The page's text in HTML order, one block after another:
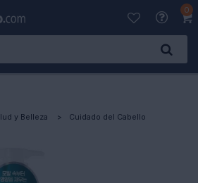
0
y Belleza Cuidado del Cabello